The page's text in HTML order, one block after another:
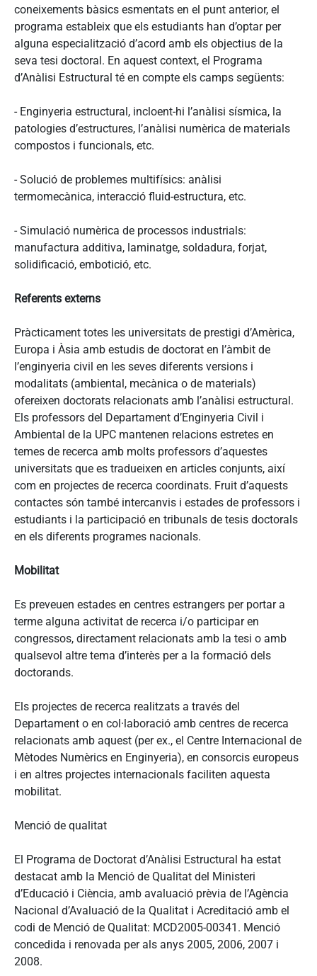
coneixements bàsics esmentats en el punt anterior, el
programa estableix que els estudiants han d’optar per
alguna especialització d’acord amb els objectius de la
seva tesi doctoral. En aquest context, el Programa
d’Anàlisi Estructural té en compte els camps següents:
- Enginyeria estructural, incloent-hi l’anàlisi sísmica, la
patologies d’estructures, l’anàlisi numèrica de materials
compostos i funcionals, etc.
- Solució de problemes multifísics: anàlisi
termomecànica, interacció fluid-estructura, etc.
- Simulació numèrica de processos industrials:
manufactura additiva, laminatge, soldadura, forjat,
solidificació, embotició, etc.
Referents externs
Pràcticament totes les universitats de prestigi d’Amèrica,
Europa i Àsia amb estudis de doctorat en l’àmbit de
l’enginyeria civil en les seves diferents versions i
modalitats (ambiental, mecànica o de materials)
ofereixen doctorats relacionats amb l’anàlisi estructural.
Els professors del Departament d’Enginyeria Civil i
Ambiental de la UPC mantenen relacions estretes en
temes de recerca amb molts professors d’aquestes
universitats que es tradueixen en articles conjunts, així
com en projectes de recerca coordinats. Fruit d’aquests
contactes són també intercanvis i estades de professors i
estudiants i la participació en tribunals de tesis doctorals
en els diferents programes nacionals.
Mobilitat
Es preveuen estades en centres estrangers per portar a
terme alguna activitat de recerca i/o participar en
congressos, directament relacionats amb la tesi o amb
qualsevol altre tema d’interès per a la formació dels
doctorands.
Els projectes de recerca realitzats a través del
Departament o en col·laboració amb centres de recerca
relacionats amb aquest (per ex., el Centre Internacional de
Mètodes Numèrics en Enginyeria), en consorcis europeus
i en altres projectes internacionals faciliten aquesta
mobilitat.
Menció de qualitat
El Programa de Doctorat d’Anàlisi Estructural ha estat
destacat amb la Menció de Qualitat del Ministeri
d’Educació i Ciència, amb avaluació prèvia de l’Agència
Nacional d’Avaluació de la Qualitat i Acreditació amb el
codi de Menció de Qualitat: MCD2005-00341. Menció
concedida i renovada per als anys 2005, 2006, 2007 i
2008.